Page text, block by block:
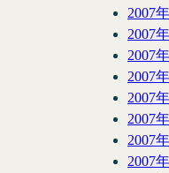
2007
2007
2007
2007
2007
2007
2007
2007